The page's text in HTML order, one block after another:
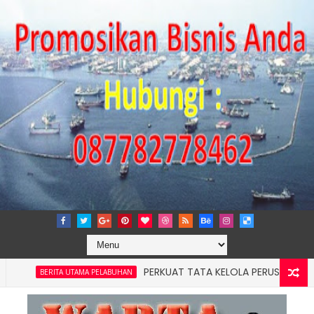
BERITA UTAMA PELABUHAN PERKUAT TATA KELOLA PERUSAHAAN, IPCM